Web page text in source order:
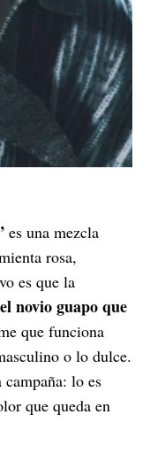
es una mezcla
rosa,
es que la
el novio guapo que
que funciona
o lo dulce.
lo es
que queda en